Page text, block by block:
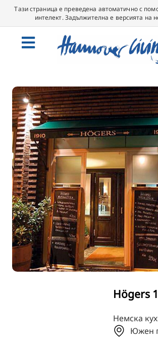
Тази страница е преведена автоматично с
интелект. Задължителна е версията на
Högers
Немска
Южен